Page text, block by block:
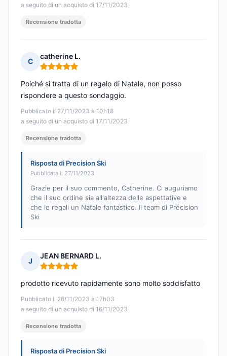
a seguito di un acquisto di 17/11/2023
Recensione tradotta
C
catherine L.
Nota: 5 su 5
Pubblicato il 27/11/2023 à 10h18
a seguito di un acquisto di 17/11/2023
Poiché si tratta di un regalo di Natale, non posso
rispondere a questo sondaggio.
Recensione tradotta
Risposta di Precision Ski
Pubblicata il 27/11/2023
Grazie per il suo commento, Catherine. Ci auguriamo
che il suo ordine sia all'altezza delle aspettative e
che le regali un Natale fantastico. Il team di Précision
Ski
J
JEAN BERNARD L.
Nota: 5 su 5
Pubblicato il 26/11/2023 à 17h03
a seguito di un acquisto di 16/11/2023
prodotto ricevuto rapidamente sono molto soddisfatto
Recensione tradotta
Risposta di Precision Ski